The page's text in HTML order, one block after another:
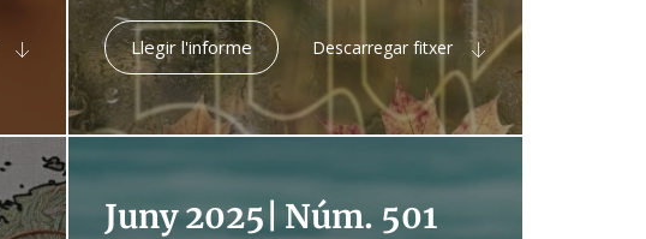
Llegir l'informe Descarregar fitxer
Juny 2025 Núm. 501